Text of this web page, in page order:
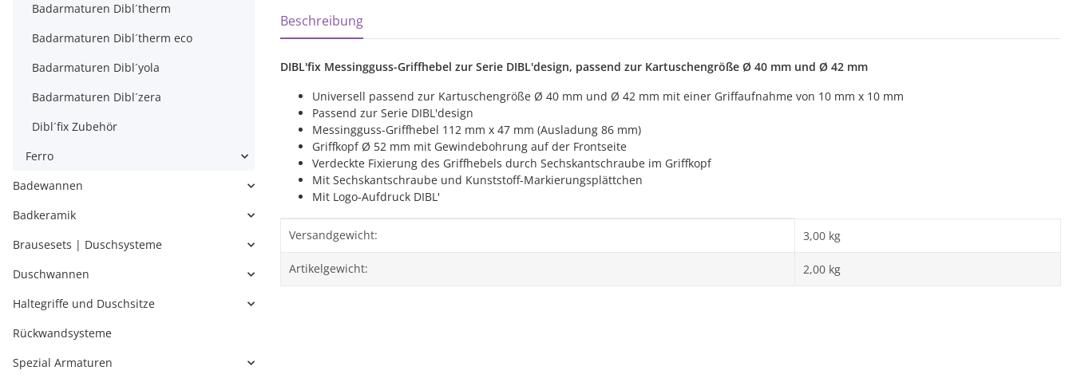
weitere Registerkarten anzeigen
Beschreibung
DIBL'fix Messingguss-Griffhebel zur Serie DIBL'design, passend zur Kartuschengröße Ø 40 mm und Ø 42 mm
Universell passend zur Kartuschengröße Ø 40 mm und Ø 42 mm mit einer Griffaufnahme von 10 mm x 10 mm
Passend zur Serie DIBL'design
Messingguss-Griffhebel 112 mm x 47 mm (Ausladung 86 mm)
Griffkopf Ø 52 mm mit Gewindebohrung auf der Frontseite
Verdeckte Fixierung des Griffhebels durch Sechskantschraube im Griffkopf
Mit Sechskantschraube und Kunststoff-Markierungsplättchen
Mit Logo-Aufdruck DIBL'
Produkteigenschaft
Wert
Versandgewicht: 3,00 kg
Artikelgewicht: 2,00 kg
Badarmaturen Dibl´therm
Badarmaturen Dibl´therm eco
Badarmaturen Dibl´yola
Badarmaturen Dibl´zera
Dibl´fix Zubehör
Ferro
Badewannen
Badkeramik
Brausesets | Duschsysteme
Duschwannen
Haltegriffe und Duschsitze
Rückwandsysteme
Spezial Armaturen